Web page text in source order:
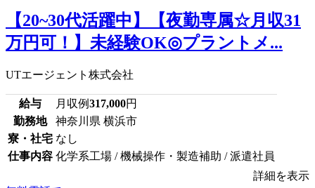
【20~30代活躍中】【夜勤専属☆月収31
万円可！】未経験OK◎プラントメ...
UTエージェント株式会社
給与 月収例317,000円
勤務地
神奈川県 横浜市
寮・社宅 なし
仕事内容 化学系工場 / 機械操作・製造補助 / 派遣社員
詳細を表示